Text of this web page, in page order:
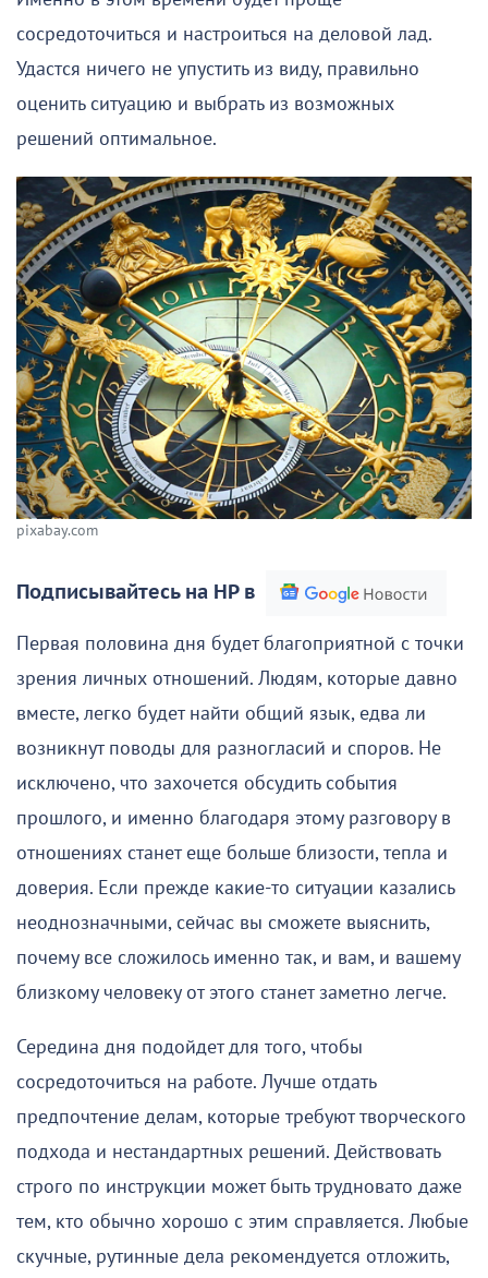
сосредоточиться и настроиться на деловой лад.
Удастся ничего не упустить из виду, правильно
оценить ситуацию и выбрать из возможных
решений оптимальное.
pixabay.com
Подписывайтесь на НР в
Первая половина дня будет благоприятной с точки
зрения личных отношений. Людям, которые давно
вместе, легко будет найти общий язык, едва ли
возникнут поводы для разногласий и споров. Не
исключено, что захочется обсудить события
прошлого, и именно благодаря этому разговору в
отношениях станет еще больше близости, тепла и
доверия. Если прежде какие-то ситуации казались
неоднозначными, сейчас вы сможете выяснить,
почему все сложилось именно так, и вам, и вашему
близкому человеку от этого станет заметно легче.
Середина дня подойдет для того, чтобы
сосредоточиться на работе. Лучше отдать
предпочтение делам, которые требуют творческого
подхода и нестандартных решений. Действовать
строго по инструкции может быть трудновато даже
тем, кто обычно хорошо с этим справляется. Любые
скучные, рутинные дела рекомендуется отложить,